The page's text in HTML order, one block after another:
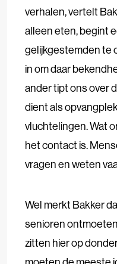
verhalen, vertelt
alleen eten, begint
gelijkgestemden te
in om daar
ander tipt ons over
dient als
vluchtelingen. Wat
het contact is.
vragen en weten
Wel merkt Bakker
senioren
zitten hier op